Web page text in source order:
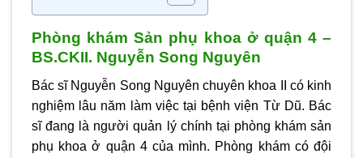
Phòng khám Sản phụ khoa ở quận 4 –
BS.CKII. Nguyễn Song Nguyên
Bác sĩ Nguyễn Song Nguyên chuyên khoa II có kinh
nghiệm lâu năm làm việc tại bệnh viện Từ Dũ. Bác
sĩ đang là người quản lý chính tại phòng khám sản
phụ khoa ở quận 4của mình. Phòng khám có đội